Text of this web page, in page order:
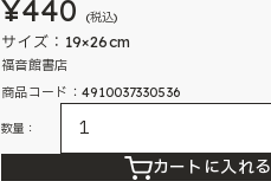
¥440 (税込)
サイズ：19×26cm
福音館書店
商品コード：4910037330536
数量：
カートに入れる